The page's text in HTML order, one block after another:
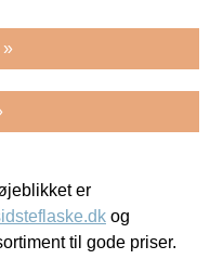
»
er
og
til gode priser.